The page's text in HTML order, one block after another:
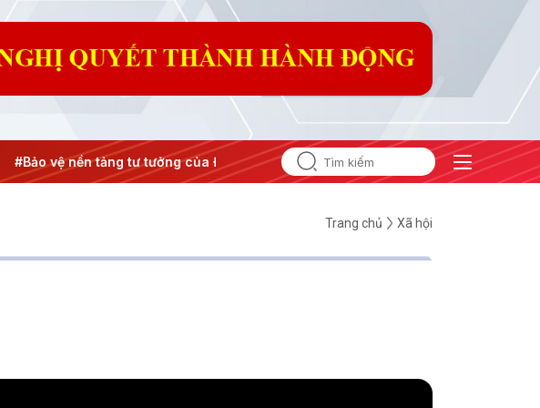
#Bảo vệ nền tảng tư tưởng của Đảng #Hội nghị Trung ương 3
Trang chủ Xã hội